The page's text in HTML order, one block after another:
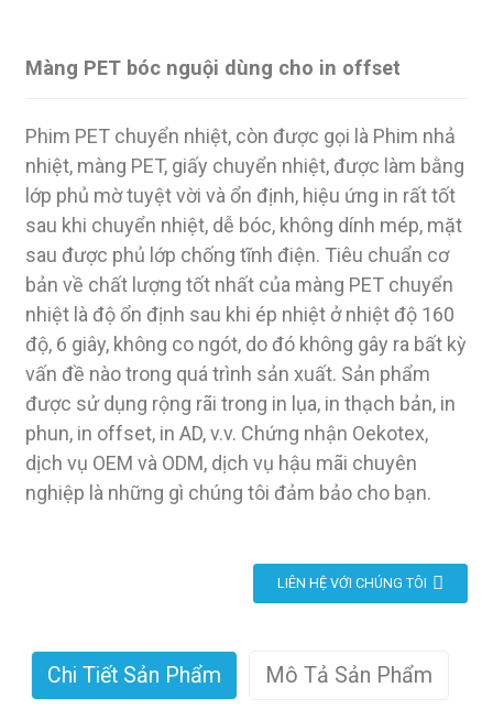
Màng PET bóc nguội dùng cho in offset
Phim PET chuyển nhiệt, còn được gọi là Phim nhả
nhiệt, màng PET, giấy chuyển nhiệt, được làm bằng
lớp phủ mờ tuyệt vời và ổn định, hiệu ứng in rất tốt
sau khi chuyển nhiệt, dễ bóc, không dính mép, mặt
sau được phủ lớp chống tĩnh điện. Tiêu chuẩn cơ
bản về chất lượng tốt nhất của màng PET chuyển
nhiệt là độ ổn định sau khi ép nhiệt ở nhiệt độ 160
độ, 6 giây, không co ngót, do đó không gây ra bất kỳ
vấn đề nào trong quá trình sản xuất. Sản phẩm
được sử dụng rộng rãi trong in lụa, in thạch bản, in
phun, in offset, in AD, v.v. Chứng nhận Oekotex,
dịch vụ OEM và ODM, dịch vụ hậu mãi chuyên
nghiệp là những gì chúng tôi đảm bảo cho bạn.
LIÊN HỆ VỚI CHÚNG TÔI
Chi Tiết Sản Phẩm Mô Tả Sản Phẩm